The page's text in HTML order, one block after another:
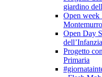
giardino
Open week
Open Day
Progetto
Primaria